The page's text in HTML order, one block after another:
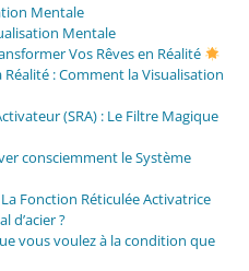
Mentale
Mentale
Vos Rêves en Réalité
Réalité : Comment la Visualisation
(SRA) : Le Filtre Magique
consciemment le Système
Fonction Réticulée Activatrice
d’acier ?
vous voulez à la condition que